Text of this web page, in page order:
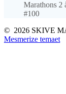
Marathons 2
#100
© 2026 SKIVE
Mesmerize temaet